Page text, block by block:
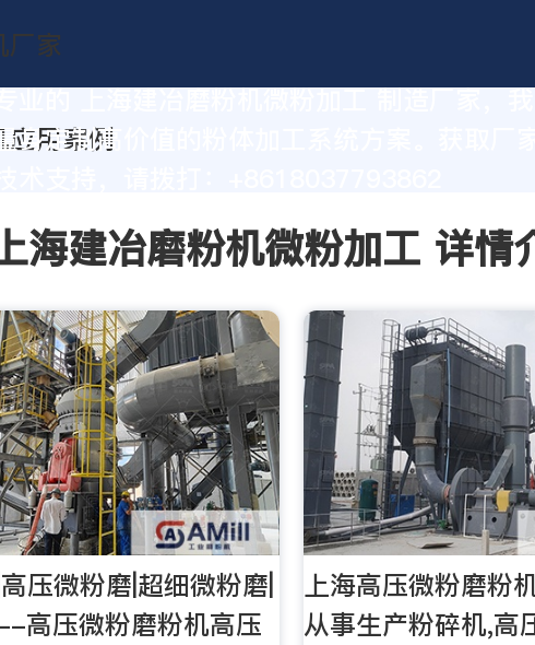
身定制高价值的粉体加工系统方案。获取厂
海建冶磨粉机微粉加工 详情
压微粉磨|超细微粉磨|
高压微粉磨粉机高压
上海高压微粉磨粉
从事生产粉碎机,高